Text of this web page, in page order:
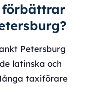
Petersburg
latinska och
taxiförare